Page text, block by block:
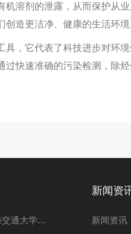
机溶剂的泄露，从而保护从
创造更洁净、健康的生活环境
，它代表了科技进步对环境
过快速准确的污染检测， 除
山东瑞能仪器走进上海交通大学共推光催化 科技创新解决方案
新闻资
新闻资讯